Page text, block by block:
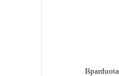
Išparduota